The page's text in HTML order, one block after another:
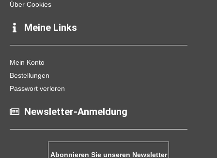
Über Cookies
Meine Links
Mein Konto
Bestellungen
Passwort verloren
Newsletter-Anmeldung
Abonnieren Sie unseren Newsletter